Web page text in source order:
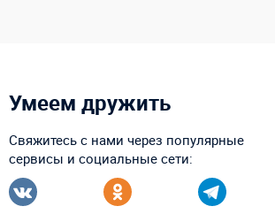
Умеем дружить
Свяжитесь с нами через популярные
сервисы и социальные сети: